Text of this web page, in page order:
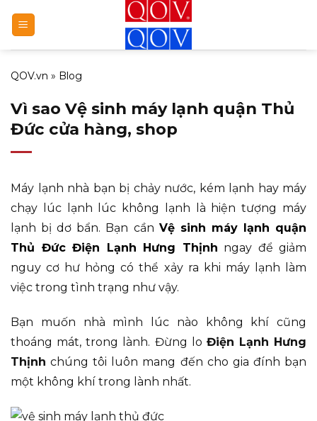
qua
nội
dung
QOV.vn » Blog
Vì sao Vệ sinh máy lạnh quận Thủ
Đức cửa hàng, shop
Máy lạnh nhà bạn bị chảy nước, kém lạnh hay máy
chạy lúc lạnh lúc không lạnh là hiện tượng máy
lạnh bị dơ bẩn. Bạn cần Vệ sinh máy lạnh quận
Thủ Đức Điện Lạnh Hưng Thịnh ngay để giảm
nguy cơ hư hỏng có thể xảy ra khi máy lạnh làm
việc trong tình trạng như vậy.
Bạn muốn nhà mình lúc nào không khí cũng
thoáng mát, trong lành. Đừng lo Điện Lạnh Hưng
Thịnh chúng tôi luôn mang đến cho gia đính bạn
một không khí trong lành nhất.